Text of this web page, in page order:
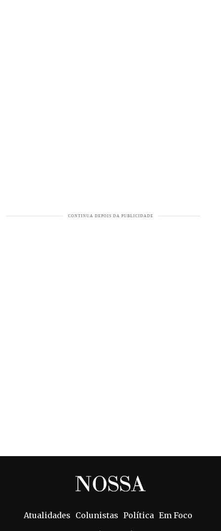
Atualidades Colunistas Política Em Foco